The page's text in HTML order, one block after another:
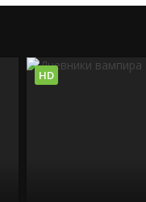
HD